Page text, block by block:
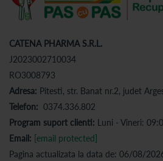
CATENA PHARMA S.R.L.
J2023002710034
RO3008793
Adresa: Pitesti, str. Banat nr.2, judet
Telefon: 0374.336.802
Program suport clienti: Luni - Vineri:
Email: [email protected]
Pagina actualizata la data de: 06/08/